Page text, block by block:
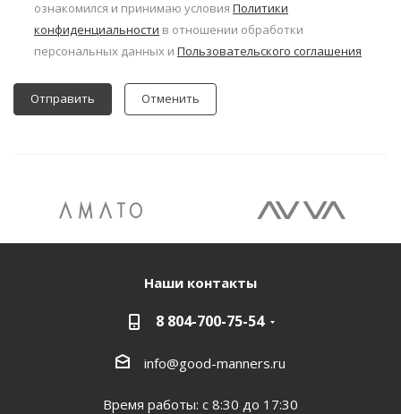
ознакомился и принимаю условия Политики
конфиденциальности в отношении обработки
персональных данных и Пользовательского соглашения
Отменить
Наши контакты
8 804-700-75-54
info@good-manners.ru
Время работы: с 8:30 до 17:30